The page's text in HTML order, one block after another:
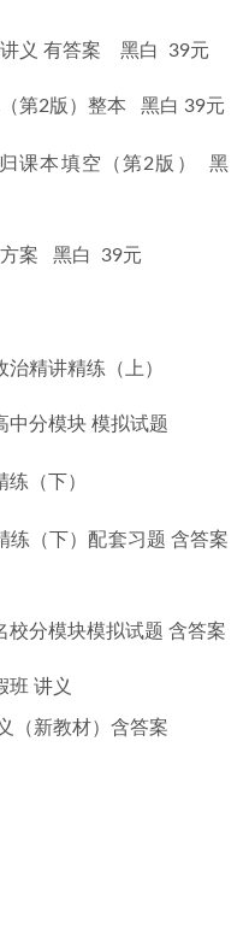
讲义 有答案 黑白 39元
2版）整本   黑白 39元
课本填空（第2版）  黑
黑白  39元
精讲精练（上）
中分模块 模拟试题
（下）
练（下）配套习题 含答案
校分模块模拟试题 含答案
班 讲义
（新教材）含答案